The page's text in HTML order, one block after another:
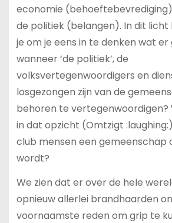
economie
de politiek (belangen). In dit licht
je om je eens in te denken wat
wanneer ‘de politiek’, de
volksvertegenwoordigers en
losgezongen zijn van de
behoren te
in dat opzicht (Omtzigt
club mensen een gemeenschap
wordt?
We zien dat er over de hele
opnieuw allerlei brandhaarden
voornaamste reden om grip te